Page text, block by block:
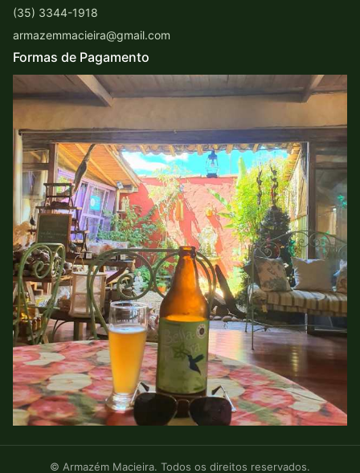
(35) 3344-1918
armazemmacieira@gmail.com
Formas de Pagamento
© Armazém Macieira. Todos os direitos reservados.